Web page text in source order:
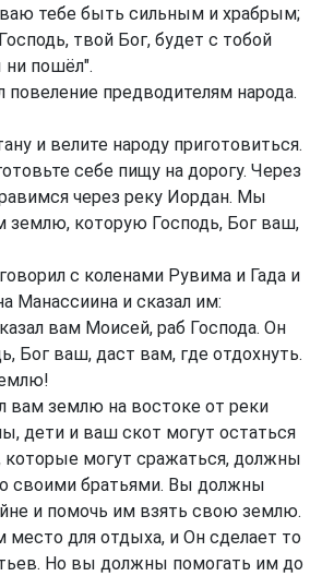
тебе быть сильным и храбрым;
твой Бог, будет с тобой
ни пошёл".
повеление предводителям народа.
и велите народу приготовиться.
себе пищу на дорогу. Через
через реку Иордан. Мы
землю, которую Господь, Бог ваш,
с коленами Рувима и Гада и
Манассиина и сказал им:
вам Моисей, раб Господа. Он
Бог ваш, даст вам, где отдохнуть.
вам землю на востоке от реки
дети и ваш скот могут остаться
могут сражаться, должны
своими братьями. Вы должны
и помочь им взять свою землю.
место для отдыха, и Он сделает то
Но вы должны помогать им до